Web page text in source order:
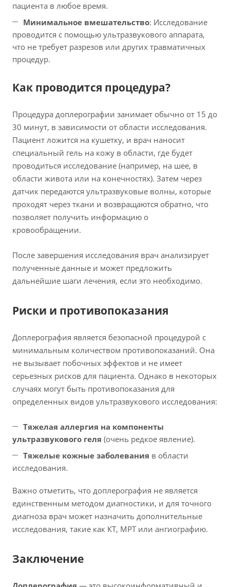
пациента в любое время.
Минимальное вмешательство: Исследование
проводится с помощью ультразвукового аппарата,
что не требует разрезов или других травматичных
процедур.
Как проводится процедура?
Процедура доплерографии занимает обычно от 15 до
30 минут, в зависимости от области исследования.
Пациент ложится на кушетку, и врач наносит
специальный гель на кожу в области, где будет
проводиться исследование (например, на шее, в
области живота или на конечностях). Затем через
датчик передаются ультразвуковые волны, которые
проходят через ткани и возвращаются обратно, что
позволяет получить информацию о
кровообращении.
После завершения исследования врач анализирует
полученные данные и может предложить
дальнейшие шаги лечения, если это необходимо.
Риски и противопоказания
Доплерография является безопасной процедурой с
минимальным количеством противопоказаний. Она
не вызывает побочных эффектов и не имеет
серьезных рисков для пациента. Однако в некоторых
случаях могут быть противопоказания для
определенных видов ультразвукового исследования:
Тяжелая аллергия на компоненты
ультразвукового геля (очень редкое явление).
Тяжелые кожные заболевания в области
исследования.
Важно отметить, что доплерография не является
единственным методом диагностики, и для точного
диагноза врач может назначить дополнительные
исследования, такие как КТ, МРТ или ангиографию.
Заключение